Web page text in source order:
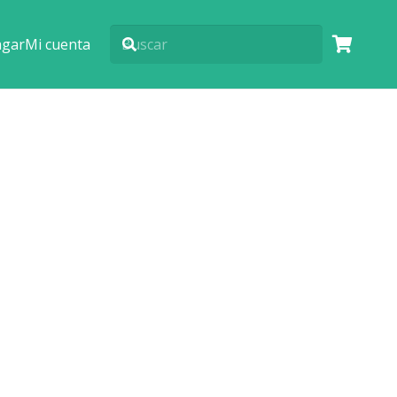
Mi cuenta